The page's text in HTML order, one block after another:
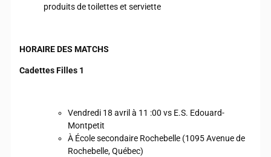
produits de toilettes et serviette
HORAIRE DES MATCHS
Cadettes Filles 1
Vendredi 18 avril à 11 :00 vs E.S. Edouard-
Montpetit
À École secondaire Rochebelle (1095 Avenue de
Rochebelle, Québec)